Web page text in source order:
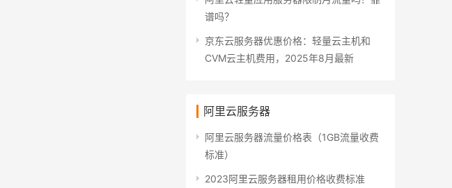
谱吗？
京东云服务器优惠价格：轻量云主机和
CVM云主机费用，2025年8月最新
阿里云服务器
阿里云服务器流量价格表（1GB流量收费
标准）
2023阿里云服务器租用价格收费标准